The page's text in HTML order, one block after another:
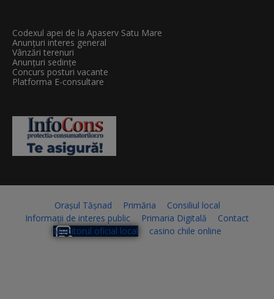
Codexul apei de la Apaserv Satu Mare
Anunțuri interes general
Vânzări terenuri
Anunțuri sedințe
Concurs posturi vacante
Platforma E-consultare
Orașul Tășnad Primăria
Consiliul local
Informații de interes public
Primaria Digitală
Contact
Monitorul oficial local
casino chile online